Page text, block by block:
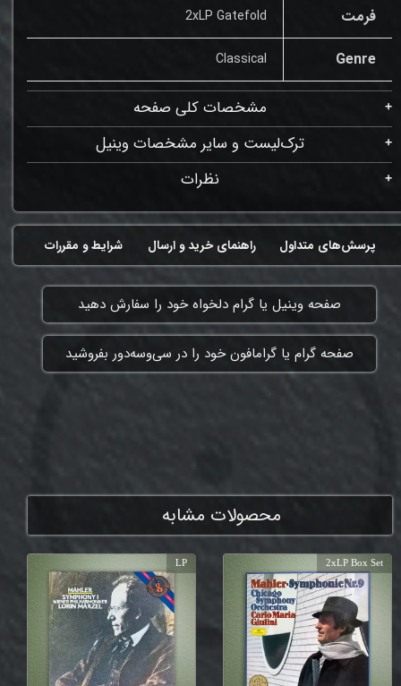
فرمت 2xLP Gatefold
Genre
Classical
مشخصات کلی صفحه
ترک‌لیست و سایر مشخصات وینیل
نظرات
شرایط و مقررات راهنمای خرید و ارسال پرسش‌های متداول
​صفحه وینیل یا گرام دلخواه خود را سفارش دهید
​صفحه گرام یا گرامافون خود را در سی‌وسه‌دور بفروشید
محصولات مشابه
2xLP Box Set
LP